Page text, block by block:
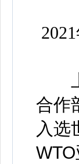
上
合作
入选